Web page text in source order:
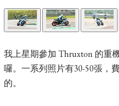
我上星期參加 Thruxton 的重
囉。一系列照片有30-50張，
的。